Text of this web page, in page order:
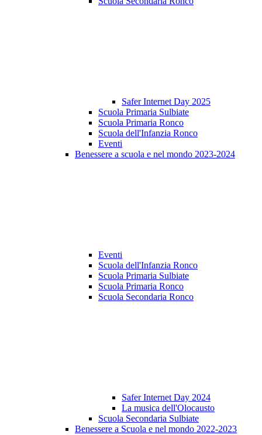
Safer Internet Day 2025
Scuola Primaria Sulbiate
Scuola Primaria Ronco
Scuola dell'Infanzia Ronco
Eventi
Benessere a scuola e nel mondo 2023-2024
Eventi
Scuola dell'Infanzia Ronco
Scuola Primaria Sulbiate
Scuola Primaria Ronco
Scuola Secondaria Ronco
Safer Internet Day 2024
La musica dell'Olocausto
Scuola Secondaria Sulbiate
Benessere a Scuola e nel mondo 2022-2023